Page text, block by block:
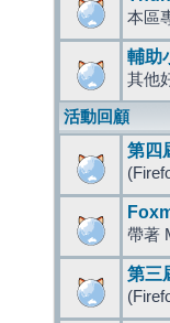
本區
輔助
其他
活動回顧
第四
帶著
第三